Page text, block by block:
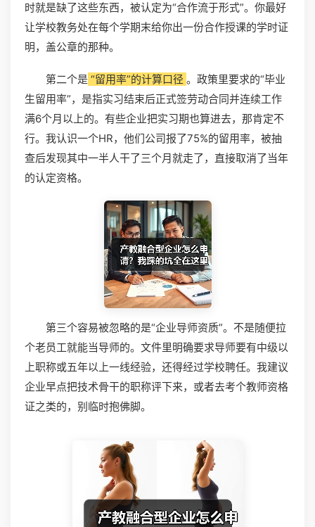
时就是缺了这些东西，被认定为“合作流于形式”。你最好
让学校教务处在每个学期末给你出一份合作授课的学时证
明，盖公章的那种。
第二个是 “留用率”的计算口径 。政策里要求的“毕业
生留用率”，是指实习结束后正式签劳动合同并连续工作
满6个月以上的。有些企业把实习期也算进去，那肯定不
行。我认识一个HR，他们公司报了75%的留用率，被抽
查后发现其中一半人干了三个月就走了，直接取消了当年
的认定资格。
第三个容易被忽略的是“企业导师资质”。不是随便拉
个老员工就能当导师的。文件里明确要求导师要有中级以
上职称或五年以上一线经验，还得经过学校聘任。我建议
企业早点把技术骨干的职称评下来，或者去考个教师资格
证之类的，别临时抱佛脚。